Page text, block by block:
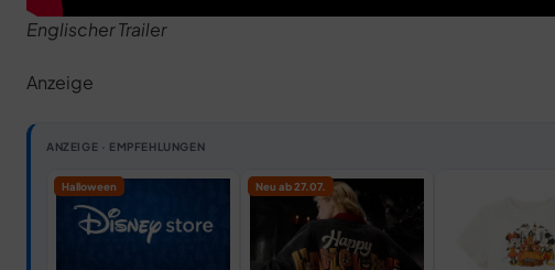
Englischer Trailer
Anzeige
ANZEIGE · EMPFEHLUNGEN
Halloween Neu ab 27.07.